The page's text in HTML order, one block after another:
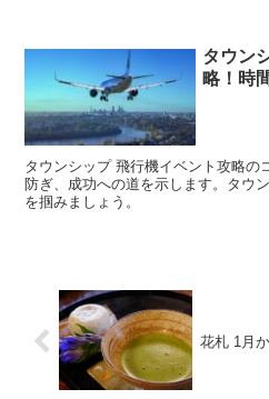
タウン
略！時
タウンシップ 飛行機イベント攻略の
防ぎ、成功への道を示します。タウ
を掴みましょう。
花札 1月